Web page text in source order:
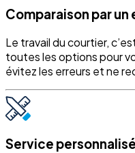
Comparaison par un
Le travail du courtier,
toutes les options pour
évitez les erreurs et ne
Service personnalisé